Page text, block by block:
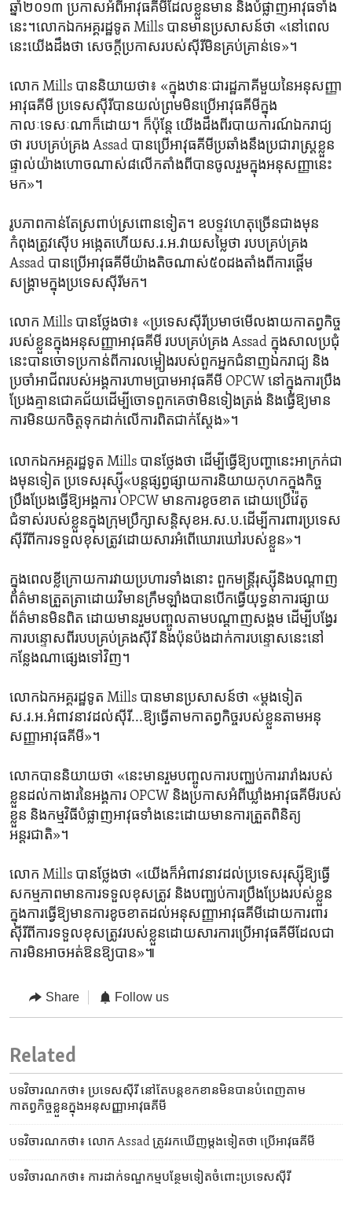
ឆ្នាំ២០១៣ ប្រកាសអំពីអាវុធ​គីមីដែល​ខ្លួន​មាន និង​បំផ្លា​ញអាវុ​ធ​ទាំង​
នេះ។លោកឯកអគ្គ​រដ្ឋទូត Mills បានមានប្រសាសន៍​ថា «នៅពេល​
នេះ​យើង​ដឹង​ថា សេចក្តី​ប្រកាសរបស់​ស៊ីរី​មិន​គ្រប់គ្រាន់​ទេ»។
លោក Mills បាន​និយាយ​ថា៖ «ក្នុង​ឋានៈ​ជា​រដ្ឋភាគី​មួយនៃអនុសញ្ញា​
អាវុធ​គីមី​ ប្រទេស​ស៊ីរីបានយល់​ព្រមមិនប្រើ​អាវុធ​គីមីក្នុង
កាលៈទេសៈណា​ក៏​ដោយ។ ក៏ប៉ុន្តែ យើងដឹង​ពីរបាយការណ៍ឯករាជ្យ​
ថា របបគ្រប់គ្រង Assad បានប្រើ​អាវុធគីមី​ប្រឆាំង​នឹង​ប្រជារាស្ត្រ​ខ្លួន​
ផ្ទាល់យ៉ាង​ហោច​ណាស់៨​លើកតាំង​ពីបានចូលរួម​ក្នុង​អនុសញ្ញា​នេះ​
មក»។
រូបភាពកាន់តែ​ស្រពាប់​ស្រពោន​ទៀត។ ឧបទ្ទវហេតុ​ច្រើន​ជាង​មុន​
កំពុងត្រូវ​ស៊ើប អង្កេត​ហើយ​ស.រ.អ.វាយ​សម្លៃ​ថា របបគ្រប់គ្រង
Assad បាន​ប្រើ​អាវុធ​គីមី​យ៉ាង​តិច​ណាស់៥០ដង​តាំង​ពី​ការ​ផ្តើម​
សង្គ្រាមក្នុង​ប្រទេស​ស៊ីរី​មក។
លោក Mills បាន​ថ្លែង​ថា៖ «ប្រទេស​ស៊ីរី​ប្រមាថ​មើលងាយកាតព្វកិច្ច​
របស់ខ្លួនក្នុងអនុ​សញ្ញាអាវុធ​គីមី របប​គ្រប់គ្រង Assad ក្នុងសាល​ប្រជុំ​
នេះបានចោទ​ប្រកាន់​ពី​ការ​លម្អៀង​របស់​ពួក​អ្នក​ជំនាញ​ឯករាជ្យ​ និង​
ប្រចាំ​អាជីព​របស់​អង្គការ​ហាមប្រាម​អាវុធ​គីមី OPCW នៅក្នុង​ការ​ប្រឹង
ប្រែង​គ្មានជោគជ័យ​ដើម្បីចោទ​ពួក​គេ​ថា​មិន​ទៀង​ត្រង់ និងធ្វើឱ្យ​មាន
ការ​មិន​យក​ចិត្តទុកដាក់​លើ​ការ​ពិត​ជាក់ស្តែង»។
លោក​ឯកអគ្គរដ្ឋទូត Mills បាន​ថ្លែង​ថា​ ដើម្បី​ធ្វើឱ្យ​បញ្ហា​នេះ​អាក្រក់​ជា​
ង​មុនទៀត ប្រទេស​រុស្ស៊ី«បន្ត​ផ្សព្វផ្សាយការនិយាយកុហកក្នុង​កិច្ច​
ប្រឹង​ប្រែងធ្វើឱ្យអង្គការ OPCW មាន​ការ​ខូចខាត ​ដោយ​ប្រើ​វ៉េតូ​
ជំទាស់​របស់​ខ្លួន​ក្នុង​ក្រុម​ប្រឹក្សា​សន្តិសុខ​អ.ស.ប.​ដើម្បី​ការ​ពារ​ប្រទេស​
ស៊ីរីពី​ការទទួល​ខុសត្រូវដោយសារ​អំពើឃោរឃៅ​របស់​ខ្លួន»។
ក្នុង​ពេល​ខ្លី​ក្រោយ​ការ​វាយប្រហារ​ទាំង​នោះ ពួកមន្ត្រីរុស្ស៊ីនិង​បណ្តាញ​
ព័ត៌មាន​ត្រួតត្រា​ដោយ​វិមានក្រឹមឡាំង​បានបើក​ធ្វើ​យុទ្ធនាការ​ផ្សាយ​
ព័ត៌មាន​មិន​ពិត ដោយ​មានរួម​បញ្ចូល​តាម​បណ្តាញសង្គម ដើម្បី​បង្វែរ​
ការ​បន្ទោស​ពី​របបគ្រប់គ្រង​ស៊ីរី និងប៉ុនប៉ង​ដាក់​ការ​បន្ទោសនេះ​នៅ​
កន្លែង​ណា​ផ្សេង​ទៅ​វិញ។
លោក​ឯកអគ្គរដ្ឋទូត Mills បានមានប្រសាសន៍ថា «​ម្តង​ទៀត
ស.រ.អ.អំពាវនាវដល់​ស៊ីរី...ឱ្យ​ធ្វើ​តាម​កាតព្វកិច្ច​របស់​ខ្លួនតាមអនុ
សញ្ញា​អាវុធ​គីមី»។
លោកបាននិយាយថា «នេះមានរួម​បញ្ចូល​ការ​បញ្ឈប់​ការ​រារាំងរបស់​
ខ្លួនដល់កាងា​រ​នៃអង្គការ OPCW និងប្រកាសអំពីឃ្លាំង​អាវុធគីមីរបស់​
ខ្លួន ​និងកម្មវិធី​បំផ្លាញ​អាវុធ​ទាំងនេះដោយ​មានការត្រួតពិនិត្យ​
អន្តរជាតិ»។
លោក Mills បានថ្លែង​ថា​ «យើង​ក៏​អំពាវនាវ​ដល់​ប្រទេស​រុស្ស៊ីឱ្យ​ធ្វើ​
សកម្មភាព​មានការ​ទទួល​ខុសត្រូវ​ និង​បញ្ឈប់​ការ​ប្រឹង​ប្រែង​របស់​ខ្លួន
ក្នុង​ការធ្វើឱ្យ​មានការ​ខូច​ខាត​ដល់​អនុសញ្ញាអាវុធ​គីមីដោយ​ការពារ​
ស៊ីរី​ពីការ​ទទួល​ខុស​ត្រូវ​របស់​ខ្លួន​ដោយ​សារ​ការប្រើអាវុធ​គីមី​ដែលជា​
ការ​មិន​អាចអត់​ឱនឱ្យ​បាន»៕
Share Follow us
Related
បទវិចារណកថា៖ ប្រទេស​ស៊ីរី នៅតែ​បន្ត​ខកខាន​មិនបាន​បំពេញ​តាម​
កាតព្វកិច្ច​ខ្លួន​ក្នុង​អនុសញ្ញា​អាវុធ​គីមី
បទវិចារណកថា៖ លោក Assad ត្រូវរក​ឃើញ​ម្តងទៀត​ថា ប្រើ​អាវុធ​គីមី
បទវិចារណកថា៖ ការដាក់​ទណ្ឌកម្ម​បន្ថែម​ទៀត​ចំពោះ​ប្រទេស​ស៊ីរី